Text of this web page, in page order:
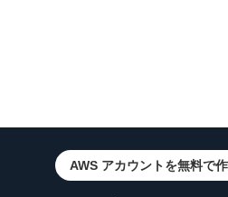
AWS アカウントを無料で